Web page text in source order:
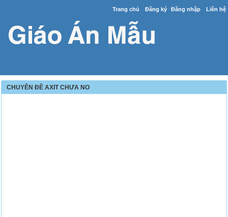
Trang chủ Đăng ký Đăng nhập Liên hệ
CHUYÊN ĐỀ AXIT CHƯA NO